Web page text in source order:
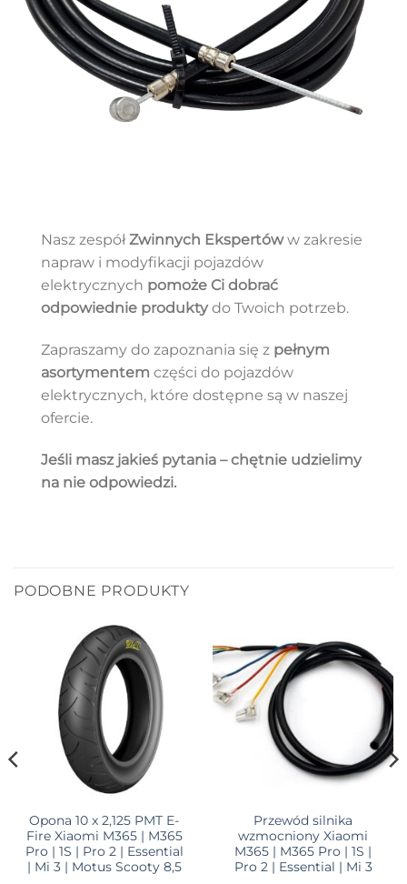
Nasz zespółZwinnych Ekspertóww zakresie
napraw i modyfikacji pojazdów
elektrycznych pomoże Ci dobrać
odpowiednie produktydo Twoich potrzeb.
Zapraszamy do zapoznania się z pełnym
asortymentem części do pojazdów
elektrycznych, które dostępne są w naszej
ofercie.
Jeśli masz jakieś pytania – chętnie udzielimy
na nie odpowiedzi.
PODOBNE PRODUKTY
Opona 10 x 2,125 PMT E-
Fire Xiaomi M365 | M365
Pro | 1S | Pro 2 | Essential
| Mi 3 | Motus Scooty 8,5
Przewód silnika
wzmocniony Xiaomi
M365 | M365 Pro | 1S |
Pro 2 | Essential | Mi 3